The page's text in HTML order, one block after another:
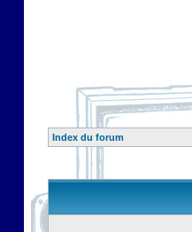
Index du forum